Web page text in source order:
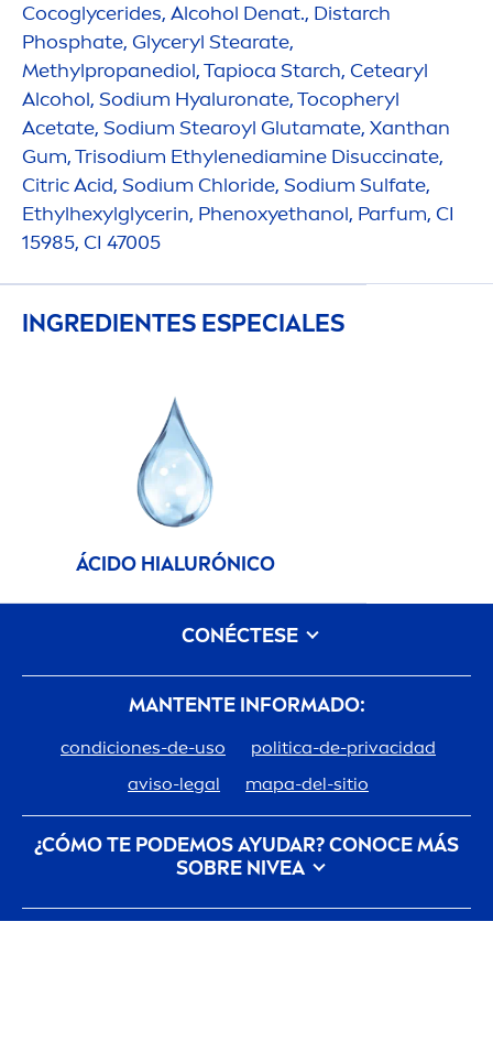
Cocoglycerides, Alcohol Denat., Distarch
Phosphate, Glyceryl Stearate,
Methylpropanediol, Tapioca Starch, Cetearyl
Alcohol, Sodium Hyaluronate, Tocopheryl
Acetate, Sodium Stearoyl Glutamate, Xanthan
Gum, Trisodium Ethylenediamine Disuccinate,
Citric Acid, Sodium Chloride, Sodium Sulfate,
Ethylhexylglycerin, Phenoxyethanol, Parfum, CI
15985, CI 47005
INGREDIENTES ESPECIALES
ÁCIDO HIALURÓNICO
MANTENTE INFORMADO:
condiciones-de-uso
politica-de-privacidad
aviso-legal
mapa-del-sitio
¿CÓMO TE PODEMOS AYUDAR? CONOCE MÁS
SOBRE NIVEA
Descubre la Historia de tu marca de confianza
CONÉCTESE